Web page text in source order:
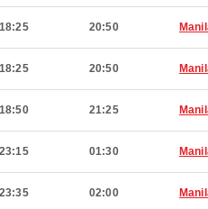
18:25 20:50
18:25 20:50
18:50 21:25
23:15 01:30
23:35 02:00